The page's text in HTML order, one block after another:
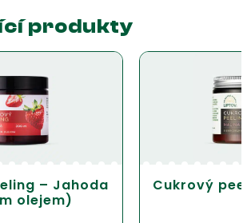
produkty
– Jahoda
olejem)
Cukrový